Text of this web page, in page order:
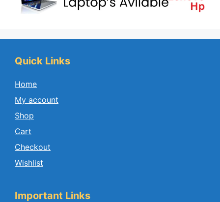
Quick Links
Home
My account
Shop
Cart
Checkout
Wishlist
Important Links